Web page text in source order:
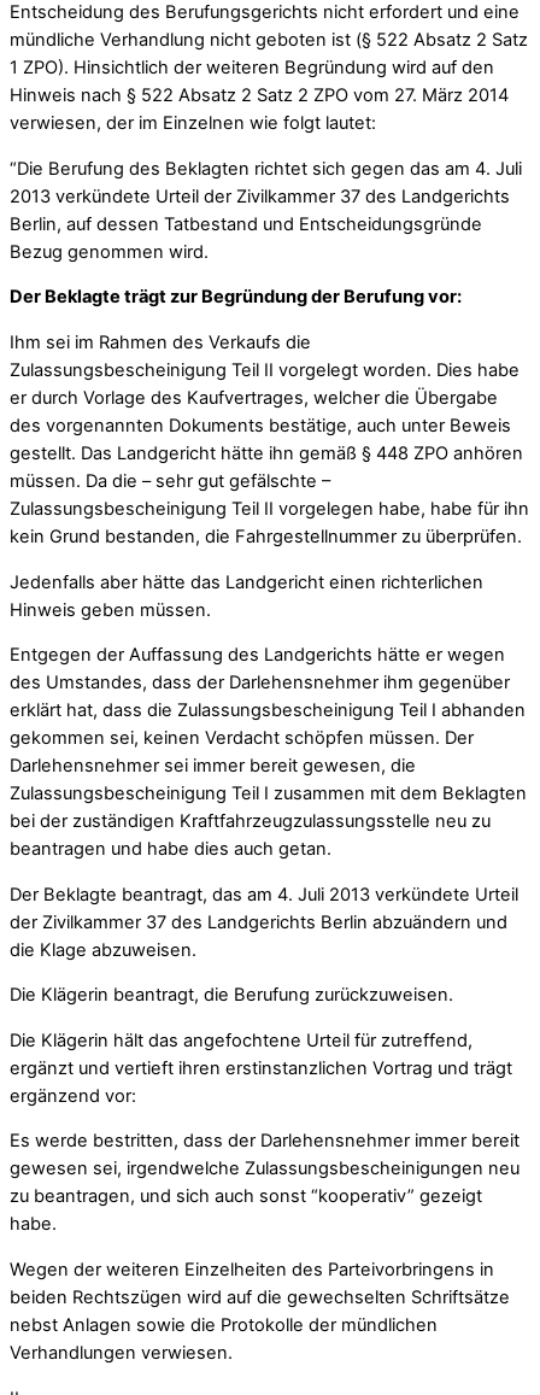
Entscheidung des Berufungsgerichts nicht erfordert und eine
mündliche Verhandlung nicht geboten ist (§ 522 Absatz 2 Satz
1 ZPO). Hinsichtlich der weiteren Begründung wird auf den
Hinweis nach § 522 Absatz 2 Satz 2 ZPO vom 27. März 2014
verwiesen, der im Einzelnen wie folgt lautet:
“Die Berufung des Beklagten richtet sich gegen das am 4. Juli
2013 verkündete Urteil der Zivilkammer 37 des Landgerichts
Berlin, auf dessen Tatbestand und Entscheidungsgründe
Bezug genommen wird.
Der Beklagte trägt zur Begründung der Berufung vor:
Ihm sei im Rahmen des Verkaufs die
Zulassungsbescheinigung Teil II vorgelegt worden. Dies habe
er durch Vorlage des Kaufvertrages, welcher die Übergabe
des vorgenannten Dokuments bestätige, auch unter Beweis
gestellt. Das Landgericht hätte ihn gemäß § 448 ZPO anhören
müssen. Da die – sehr gut gefälschte –
Zulassungsbescheinigung Teil II vorgelegen habe, habe für ihn
kein Grund bestanden, die Fahrgestellnummer zu überprüfen.
Jedenfalls aber hätte das Landgericht einen richterlichen
Hinweis geben müssen.
Entgegen der Auffassung des Landgerichts hätte er wegen
des Umstandes, dass der Darlehensnehmer ihm gegenüber
erklärt hat, dass die Zulassungsbescheinigung Teil I abhanden
gekommen sei, keinen Verdacht schöpfen müssen. Der
Darlehensnehmer sei immer bereit gewesen, die
Zulassungsbescheinigung Teil I zusammen mit dem Beklagten
bei der zuständigen Kraftfahrzeugzulassungsstelle neu zu
beantragen und habe dies auch getan.
Der Beklagte beantragt, das am 4. Juli 2013 verkündete Urteil
der Zivilkammer 37 des Landgerichts Berlin abzuändern und
die Klage abzuweisen.
Die Klägerin beantragt, die Berufung zurückzuweisen.
Die Klägerin hält das angefochtene Urteil für zutreffend,
ergänzt und vertieft ihren erstinstanzlichen Vortrag und trägt
ergänzend vor:
Es werde bestritten, dass der Darlehensnehmer immer bereit
gewesen sei, irgendwelche Zulassungsbescheinigungen neu
zu beantragen, und sich auch sonst “kooperativ” gezeigt
habe.
Wegen der weiteren Einzelheiten des Parteivorbringens in
beiden Rechtszügen wird auf die gewechselten Schriftsätze
nebst Anlagen sowie die Protokolle der mündlichen
Verhandlungen verwiesen.